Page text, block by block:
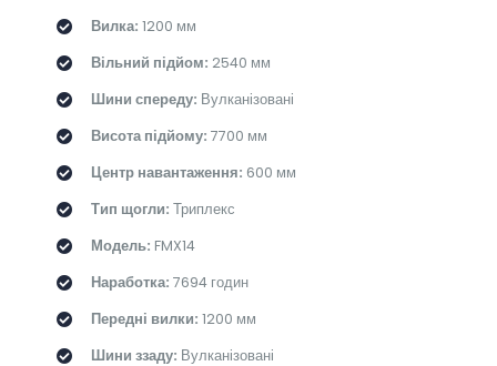
Вилка: 1200 мм
Вільний підйом: 2540 мм
Шини спереду: Вулканізовані
Висота підйому: 7700 мм
Центр навантаження: 600 мм
Тип щогли: Триплекс
Модель: FMX14
Наработка: 7694 годин
Передні вилки: 1200 мм
Шини ззаду: Вулканізовані